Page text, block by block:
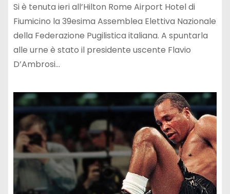
Si è tenuta ieri all’Hilton Rome Airport Hotel di
Fiumicino la 39esima Assemblea Elettiva Nazionale
della Federazione Pugilistica italiana. A spuntarla
alle urne è stato il presidente uscente Flavio
D’Ambrosi…